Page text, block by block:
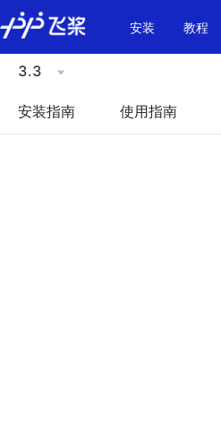
\u200E
安装
教程
3.3
安装指南 使用指南